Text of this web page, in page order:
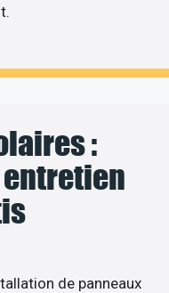
:
de panneaux